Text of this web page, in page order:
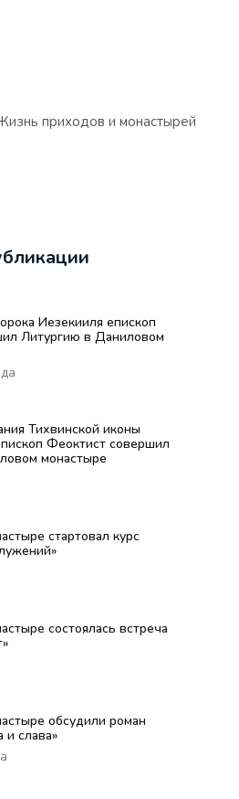
приходов и монастырей
Иезекииля епископ
Литургию в Даниловом
Тихвинской иконы
Феоктист совершил
монастыре
стартовал курс
состоялась встреча
обсудили роман
и слава»